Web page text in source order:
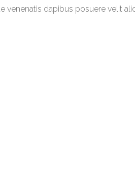
venenatis dapibus posuere velit